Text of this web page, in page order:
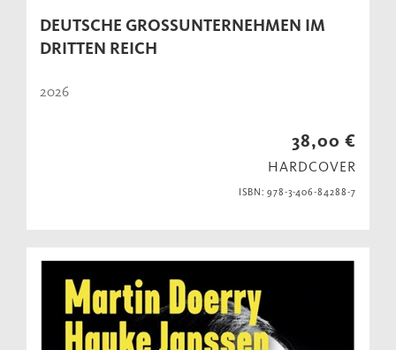
DEUTSCHE GROSSUNTERNEHMEN IM D
RITTEN REICH
2026
38,00 €
HARDCOVER
ISBN: 978-3-406-84288-7